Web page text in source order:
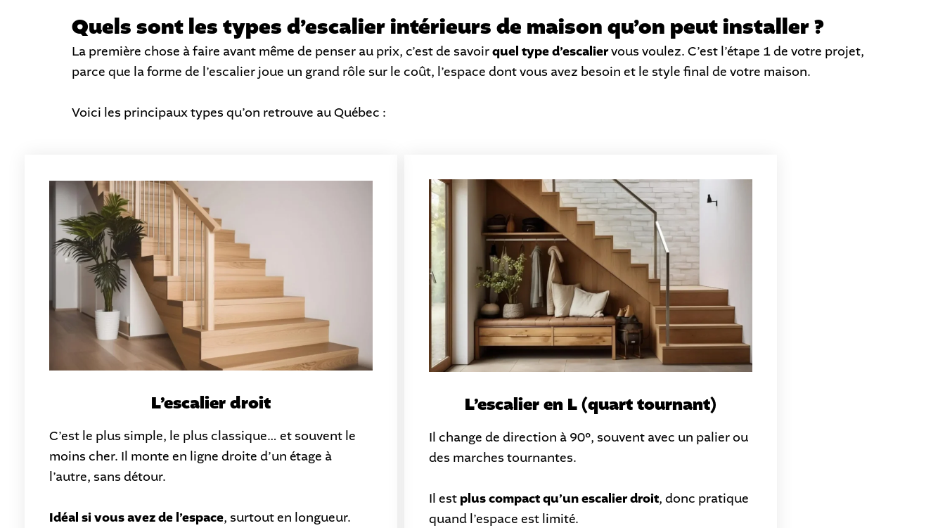
Quels sont les types d’escalier intérieurs de maison qu’on peut installer ?
La première chose à faire avant même de penser au prix, c’est de savoirquel type d’escaliervous voulez. C’est l’étape 1 de votre projet,
parce que la forme de l’escalier joue un grand rôle sur le coût, l’espace dont vous avez besoin et le style final de votre maison.
Voici les principaux types qu’on retrouve au Québec :
L’escalier droit
C’est le plus simple, le plus classique… et souvent le
moins cher. Il monte en ligne droite d’un étage à
l’autre, sans détour.
Idéal si vous avez de l’espace, surtout en longueur.
L’escalier en L (quart tournant)
Il change de direction à 90°, souvent avec un palier ou
des marches tournantes.
Il est plus compact qu’un escalier droit, donc pratique
quand l’espace est limité.